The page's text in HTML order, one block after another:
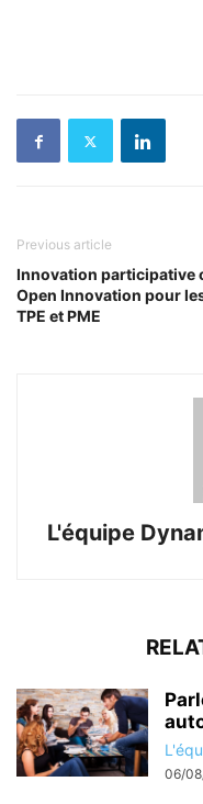
Previous article
Innovation participative
Open Innovation pour
TPE et PME
L'équipe
06/